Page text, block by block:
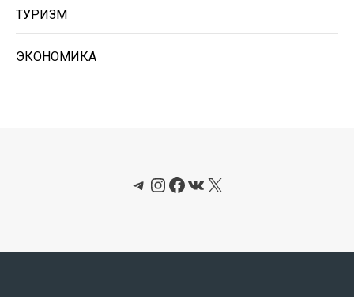
ТУРИЗМ
ЭКОНОМИКА
Telegram
Instagram
Facebook
ВКонтакте
X